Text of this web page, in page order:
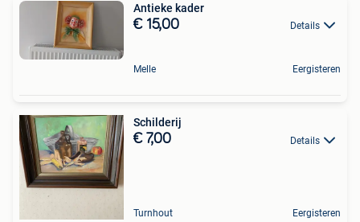
Antieke kader
€ 15,00 Details
Melle Eergisteren
Schilderij
€ 7,00 Details
Turnhout Eergisteren